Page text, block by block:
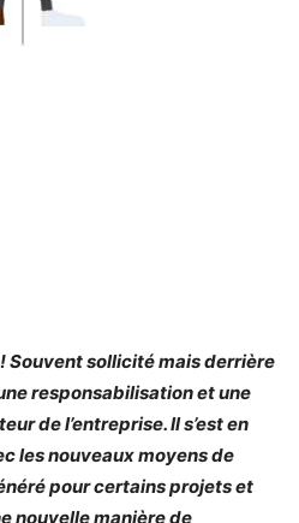
Souvent sollicité mais derrière
responsabilisation et une
de l’entreprise. Il s’est en
les nouveaux moyens de
pour certains projets et
nouvelle manière de